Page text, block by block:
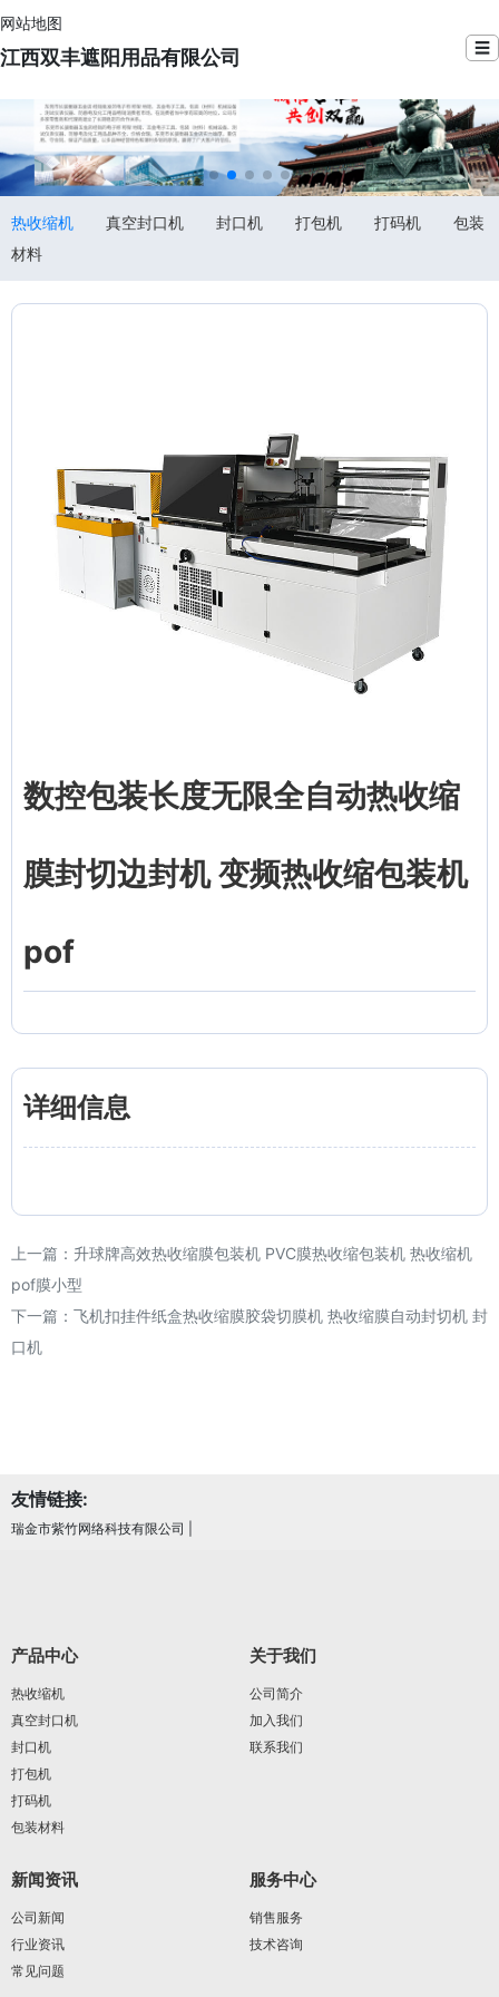
网站地图
江西双丰遮阳用品有限公司 ☰
热收缩机 真空封口机 封口机 打包机 打码机
包装
材料
数控包装长度无限全自动热收缩
膜封切边封机 变频热收缩包装机
pof
详细信息
上一篇： 升球牌高效热收缩膜包装机 PVC膜热收缩包装机 热收缩机
pof膜小型
下一篇： 飞机扣挂件纸盒热收缩膜胶袋切膜机 热收缩膜自动封切机 封
口机
友情链接:
瑞金市紫竹网络科技有限公司
产品中心
热收缩机
真空封口机
封口机
打包机
打码机
包装材料
关于我们
公司简介
加入我们
联系我们
新闻资讯
公司新闻
行业资讯
常见问题
服务中心
销售服务
技术咨询